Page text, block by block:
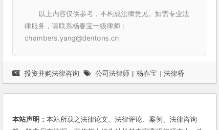
以上内容仅供参考，不构成法律意见。如需专业法
律服务，请联系杨春宝一级律师：
chambers.yang@dentons.cn
投资并购法律咨询 公司法律师 | 杨春宝 | 法律桥
本站声明：本站所载之法律论文、法律评论、案例、法律咨询